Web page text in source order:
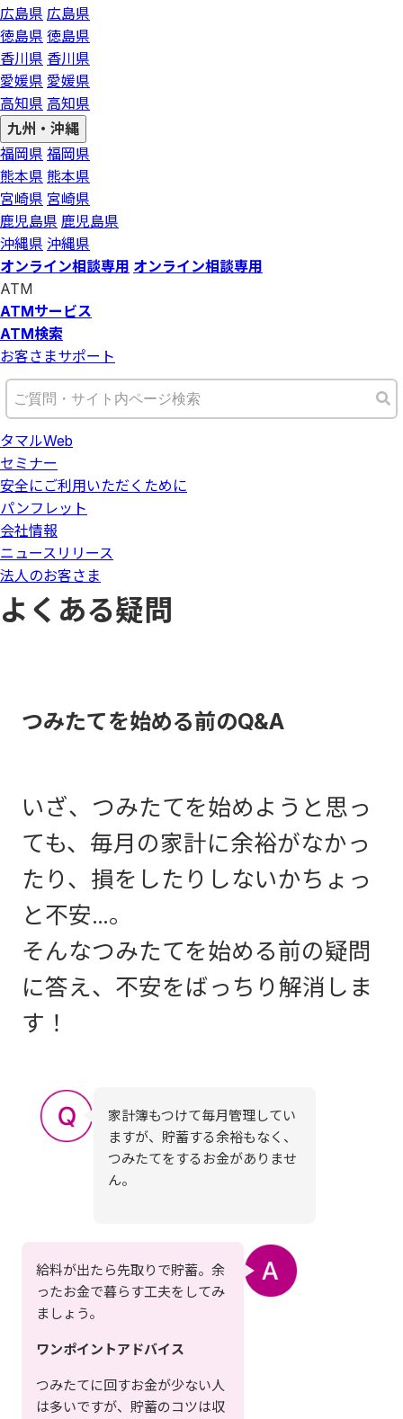
広島県 広島県
徳島県 徳島県
香川県 香川県
愛媛県 愛媛県
高知県 高知県
九州・沖縄
福岡県 福岡県
熊本県 熊本県
宮崎県 宮崎県
鹿児島県 鹿児島県
沖縄県 沖縄県
オンライン相談専用 オンライン相談専用
ATM
ATMサービス
ATM検索
お客さまサポート
タマルWeb
セミナー
安全にご利用いただくために
パンフレット
会社情報
ニュースリリース
法人のお客さま
よくある疑問
つみたてを始める前のQ&A
いざ、つみたてを始めようと思っ
ても、毎月の家計に余裕がなかっ
たり、損をしたりしないかちょっ
と不安…。
そんなつみたてを始める前の疑問
に答え、不安をばっちり解消しま
す！
家計簿もつけて毎月管理してい
ますが、貯蓄する余裕もなく、
つみたてをするお金がありませ
ん。
給料が出たら先取りで貯蓄。余
ったお金で暮らす工夫をしてみ
ましょう。
ワンポイントアドバイス
つみたてに回すお金が少ない人
は多いですが、貯蓄のコツは収